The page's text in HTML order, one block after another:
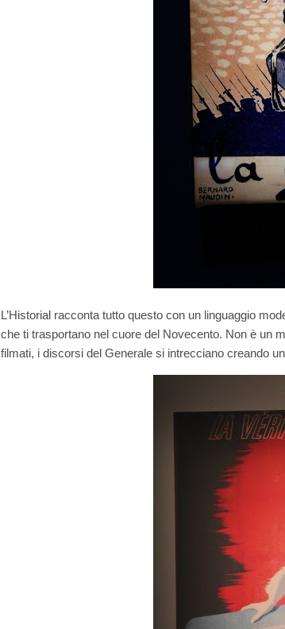
L’Historial racconta tutto questo con un linguaggio
che ti trasportano nel cuore del Novecento. Non è un
filmati, i discorsi del Generale si intrecciano creando